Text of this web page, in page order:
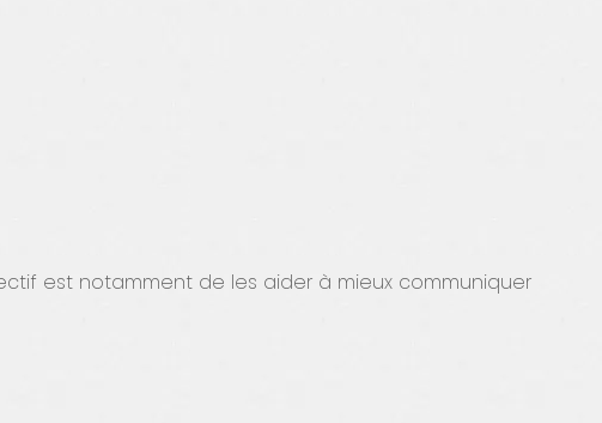
est notamment de les aider à mieux communiquer